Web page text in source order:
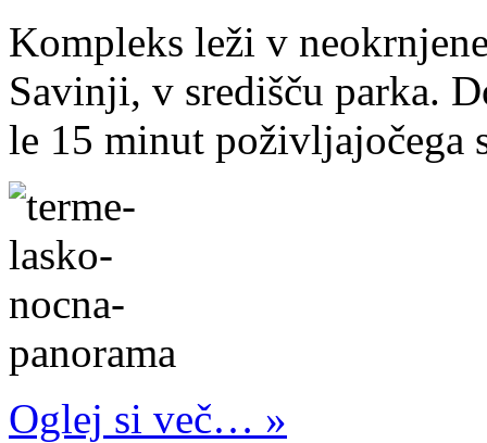
Kompleks leži v
Savinji, v središču parka.
le 15 minut poživljajočega
Oglej si več… »